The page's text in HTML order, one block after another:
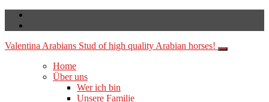
Valentina Arabians Stud of high quality Arabian horses!
Home
Über uns
Wer ich bin
Unsere Familie